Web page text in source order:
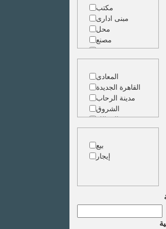
مكتب
مبنى ادارى
محل
مصنع
مخزن
ارض خدمات
المعادى
القاهرة الجديدة
مدينة الرحاب
الشروق
الزمالك
جاردن سيتى
المهندسين
الجيزة
مدينة نصر
السادس من
بيع
إيجار